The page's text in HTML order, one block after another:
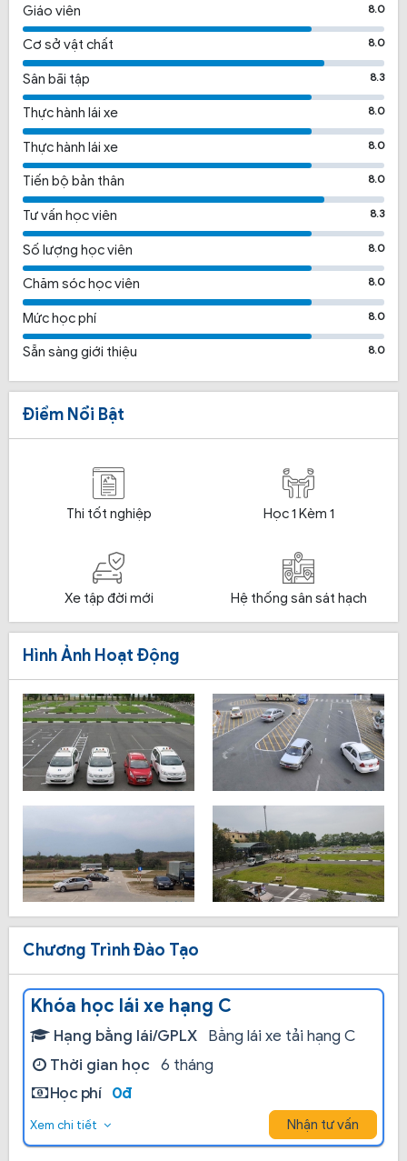
Giáo viên 8.0
Cơ sở vật chất 8.0
Sân bãi tập 8.3
Thực hành lái xe 8.0
Thực hành lái xe 8.0
Tiến bộ bản thân 8.0
Tư vấn học viên 8.3
Số lượng học viên 8.0
Chăm sóc học viên 8.0
Mức học phí 8.0
Sẵn sàng giới thiệu 8.0
Điểm Nổi Bật
Thi tốt nghiệp Học 1 Kèm 1
Xe tập đời mới Hệ thống sân sát hạch
Hình Ảnh Hoạt Động
Chương Trình Đào Tạo
Khóa học lái xe hạng C
Hạng bằng lái/GPLX
Bằng lái xe tải hạng C
Thời gian học 6 tháng
Học phí
0đ
Xem chi tiết Nhận tư vấn